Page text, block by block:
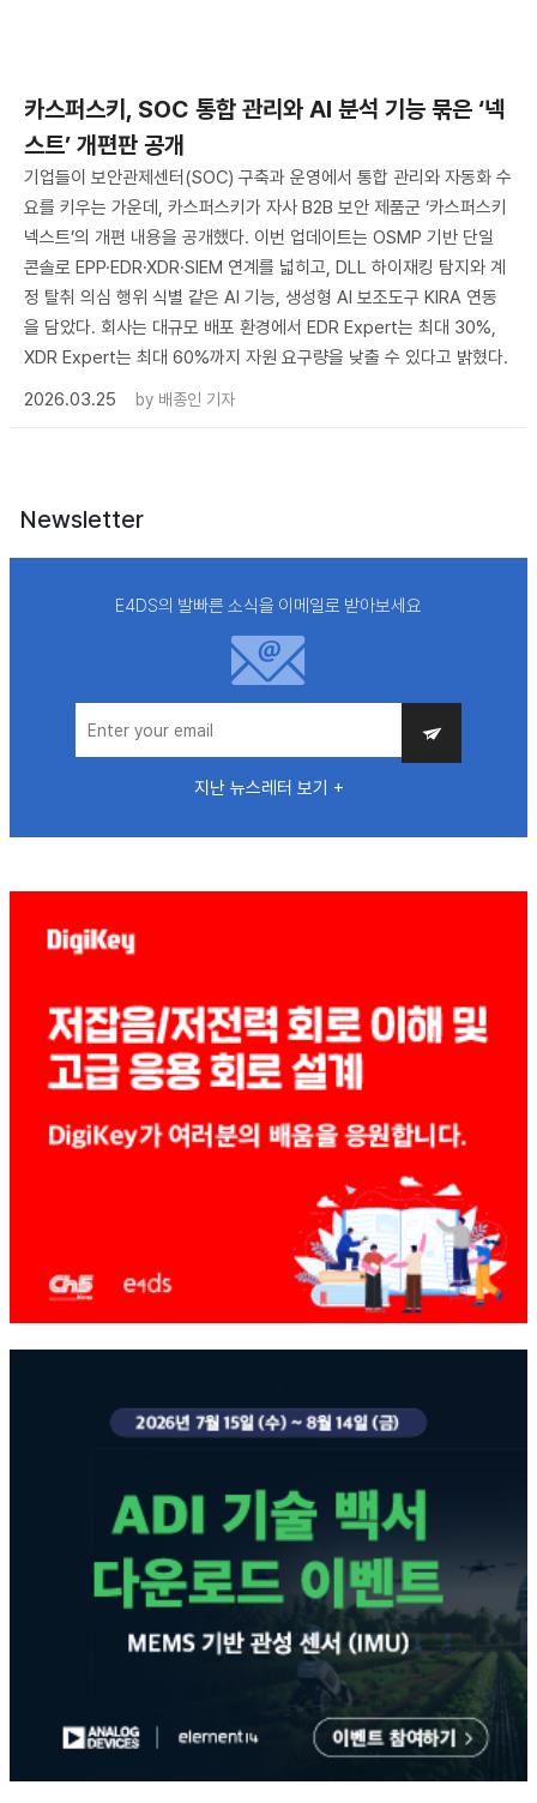
카스퍼스키, SOC 통합 관리와 AI 분석 기능 묶은 ‘넥
스트’ 개편판 공개
기업들이 보안관제센터(SOC) 구축과 운영에서 통합 관리와 자동화 수
요를 키우는 가운데, 카스퍼스키가 자사 B2B 보안 제품군 ‘카스퍼스키
넥스트’의 개편 내용을 공개했다. 이번 업데이트는 OSMP 기반 단일
콘솔로 EPP·EDR·XDR·SIEM 연계를 넓히고, DLL 하이재킹 탐지와 계
정 탈취 의심 행위 식별 같은 AI 기능, 생성형 AI 보조도구 KIRA 연동
을 담았다. 회사는 대규모 배포 환경에서 EDR Expert는 최대 30%,
XDR Expert는 최대 60%까지 자원 요구량을 낮출 수 있다고 밝혔다.
2026.03.25
by 배종인 기자
Newsletter
E4DS의 발빠른 소식을 이메일로 받아보세요
지난 뉴스레터 보기 +